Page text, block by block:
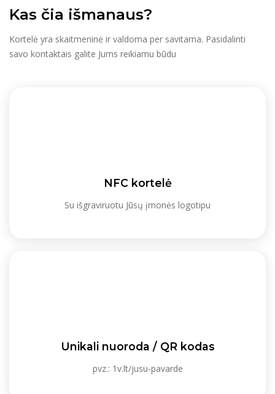
Kas čia išmanaus?
Kortelė yra skaitmeninė ir valdoma per savitarna. Pasidalinti
savo kontaktais galite Jums reikiamu būdu
NFC kortelė
Su išgraviruotu Jūsų įmonės logotipu
Unikali nuoroda / QR kodas
pvz.: 1v.lt/jusu-pavarde